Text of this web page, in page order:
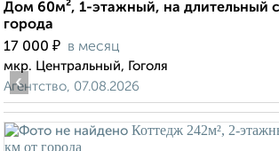
Дом 60м², 1-этажный, на длительный
города
17 000 ₽ в месяц
мкр. Центральный, Гоголя
Агентство, 07.08.2026
‹